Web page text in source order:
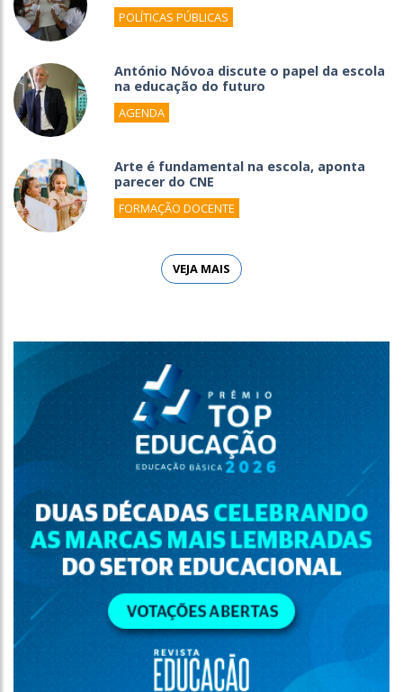
POLÍTICAS PÚBLICAS
António Nóvoa discute o papel da escola
na educação do futuro
AGENDA
Arte é fundamental na escola, aponta
parecer do CNE
FORMAÇÃO DOCENTE
VEJA MAIS